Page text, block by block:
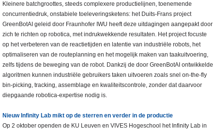
Kleinere batchgroottes, steeds complexere productielijnen, toenemende
concurrentiedruk, onstabiele toeleveringsketens: het Duits-Frans project
GreenBotAI geleid door Fraunhofer IWU heeft deze uitdagingen aangepakt door
zich te richten op robotica, met indrukwekkende resultaten. Het project focuste
op het verbeteren van de reactietijden en latentie van industriële robots, het
optimaliseren van de routeplanning en het mogelijk maken van taakuitvoering,
zelfs tijdens de beweging van de robot. Dankzij de door GreenBotAI ontwikkelde
algoritmen kunnen industriële gebruikers taken uitvoeren zoals snel on-the-fly
bin-picking, tracking, assemblage en kwaliteitscontrole, zonder dat daarvoor
diepgaande robotica-expertise nodig is.
Nieuw Infinity Lab mikt op de sterren en verder in de productie
Op 2 oktober openden de KU Leuven en VIVES Hogeschool het Infinity Lab in